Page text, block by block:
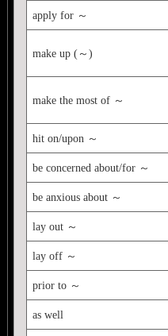
apply for ～
make up (～)
make the most of ～
hit on/upon ～
be concerned about/for ～
be anxious about ～
lay out ～
lay off ～
prior to ～
as well